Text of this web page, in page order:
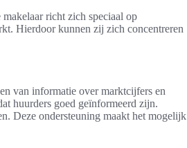
richt zich speciaal op
Hierdoor kunnen zij zich concentreren
van informatie over marktcijfers en
huurders goed geïnformeerd zijn.
Deze ondersteuning maakt het mogelijk